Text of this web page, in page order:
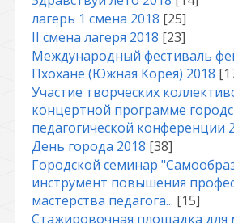
лагерь 1 смена 2018 [25]
II смена лагеря 2018 [23]
Международный фестиваль
Пхохане (Южная Корея) 2018
Участие творческих
концертной программе
педагогической конференции
День города 2018 [38]
Городской семинар
инструмент повышения
мастерства педагога... [15]
Стажировочная площадка для